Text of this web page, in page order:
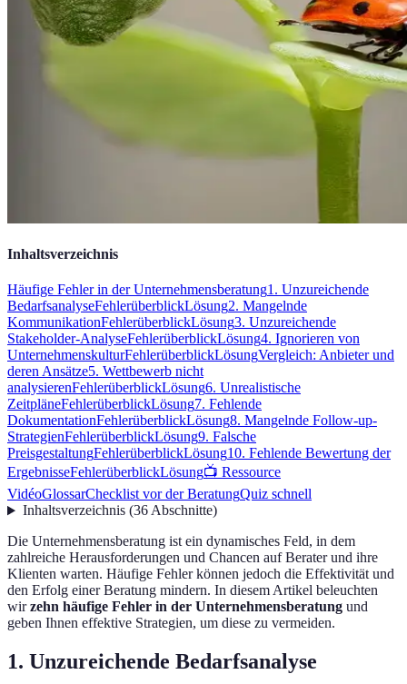
Inhaltsverzeichnis
Häufige Fehler in der Unternehmensberatung1. Unzureichende
BedarfsanalyseFehlerüberblickLösung2. Mangelnde
KommunikationFehlerüberblickLösung3. Unzureichende
Stakeholder-AnalyseFehlerüberblickLösung4. Ignorieren von
UnternehmenskulturFehlerüberblickLösungVergleich: Anbieter und
deren Ansätze5. Wettbewerb nicht
analysierenFehlerüberblickLösung6. Unrealistische
ZeitpläneFehlerüberblickLösung7. Fehlende
DokumentationFehlerüberblickLösung8. Mangelnde Follow-up-
StrategienFehlerüberblickLösung9. Falsche
PreisgestaltungFehlerüberblickLösung10. Fehlende Bewertung der
ErgebnisseFehlerüberblickLösung📺 Ressource
VidéoGlossarChecklist vor der BeratungQuiz schnell
Inhaltsverzeichnis(36Abschnitte)
Die Unternehmensberatung ist ein dynamisches Feld, in dem
zahlreiche Herausforderungen und Chancen auf Berater und ihre
Klienten warten. Häufige Fehler können jedoch die Effektivität und
den Erfolg einer Beratung mindern. In diesem Artikel beleuchten
wirzehn häufige Fehler in der Unternehmensberatung und
geben Ihnen effektive Strategien, um diese zu vermeiden.
1. Unzureichende Bedarfsanalyse